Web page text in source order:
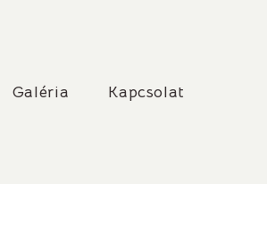
Galéria Kapcsolat